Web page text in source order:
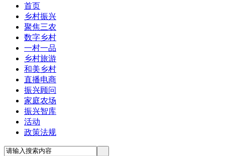
首页
乡村振兴
聚焦三农
数字乡村
一村一品
乡村旅游
和美乡村
直播电商
振兴顾问
家庭农场
振兴智库
活动
政策法规